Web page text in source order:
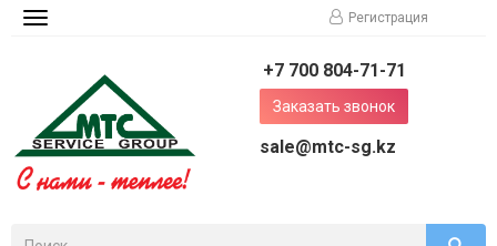
Toggle
Регистрация
+7 700 804-71-71
Заказать звонок
sale@mtc-sg.kz